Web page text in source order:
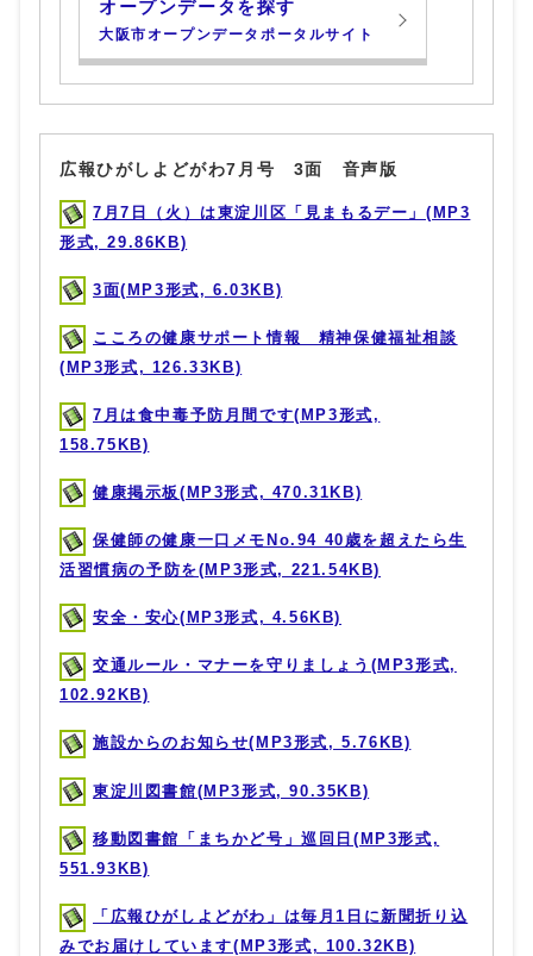
オープンデータを探す
大阪市オープンデータポータルサイト
広報ひがしよどがわ7月号 3面 音声版
7月7日（火）は東淀川区「見まもるデー」(MP3
形式, 29.86KB)
3面(MP3形式, 6.03KB)
こころの健康サポート情報 精神保健福祉相談
(MP3形式, 126.33KB)
7月は食中毒予防月間です(MP3形式,
158.75KB)
健康掲示板(MP3形式, 470.31KB)
保健師の健康一口メモNo.94 40歳を超えたら生
活習慣病の予防を(MP3形式, 221.54KB)
安全・安心(MP3形式, 4.56KB)
交通ルール・マナーを守りましょう(MP3形式,
102.92KB)
施設からのお知らせ(MP3形式, 5.76KB)
東淀川図書館(MP3形式, 90.35KB)
移動図書館「まちかど号」巡回日(MP3形式,
551.93KB)
「広報ひがしよどがわ」は毎月1日に新聞折り込
みでお届けしています(MP3形式, 100.32KB)